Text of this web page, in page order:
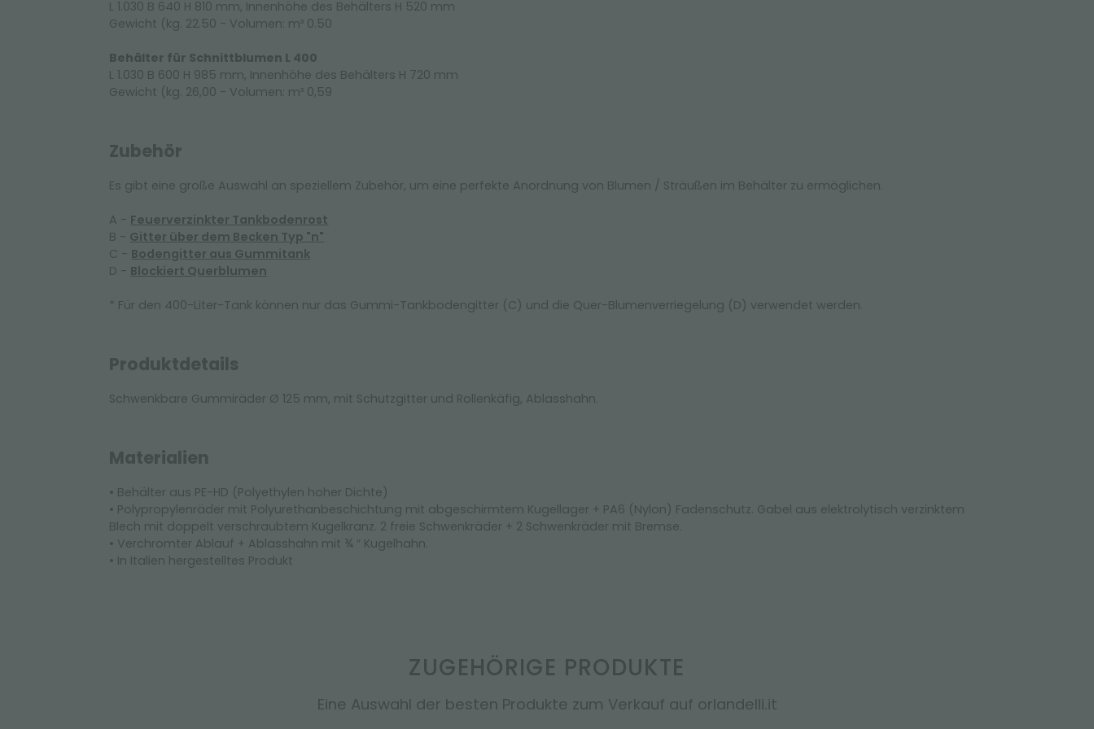
L 1.030 B 640 H 810 mm, Innenhöhe des Behälters H 520 mm
Gewicht (kg. 22.50 - Volumen: m³ 0.50
Behälter für Schnittblumen L 400
L 1.030 B 600 H 985 mm, Innenhöhe des Behälters H 720 mm
Gewicht (kg. 26,00 - Volumen: m³ 0,59
Zubehör
Es gibt eine große Auswahl an speziellem Zubehör, um eine perfekte Anordnung von Blumen / Sträußen im Behälter zu ermöglichen.
A - Feuerverzinkter Tankbodenrost
B - Gitter über dem Becken Typ "n"
C - Bodengitter aus Gummitank
D - Blockiert Querblumen
* Für den 400-Liter-Tank können nur das Gummi-Tankbodengitter (C) und die Quer-Blumenverriegelung (D) verwendet werden.
Produktdetails
Schwenkbare Gummiräder Ø 125 mm, mit Schutzgitter und Rollenkäfig, Ablasshahn.
Materialien
• Behälter aus PE-HD (Polyethylen hoher Dichte)
• Polypropylenräder mit Polyurethanbeschichtung mit abgeschirmtem Kugellager + PA6 (Nylon) Fadenschutz. Gabel aus elektrolytisch verzinktem
Blech mit doppelt verschraubtem Kugelkranz. 2 freie Schwenkräder + 2 Schwenkräder mit Bremse.
• Verchromter Ablauf + Ablasshahn mit ¾ ″ Kugelhahn.
• In Italien hergestelltes Produkt
ZUGEHÖRIGE PRODUKTE
Eine Auswahl der besten Produkte zum Verkauf auf orlandelli.it